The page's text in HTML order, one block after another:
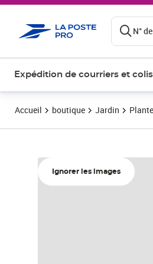
N°
Expédition de courriers et colis
Accueil boutique Jardin
Ignorer les images